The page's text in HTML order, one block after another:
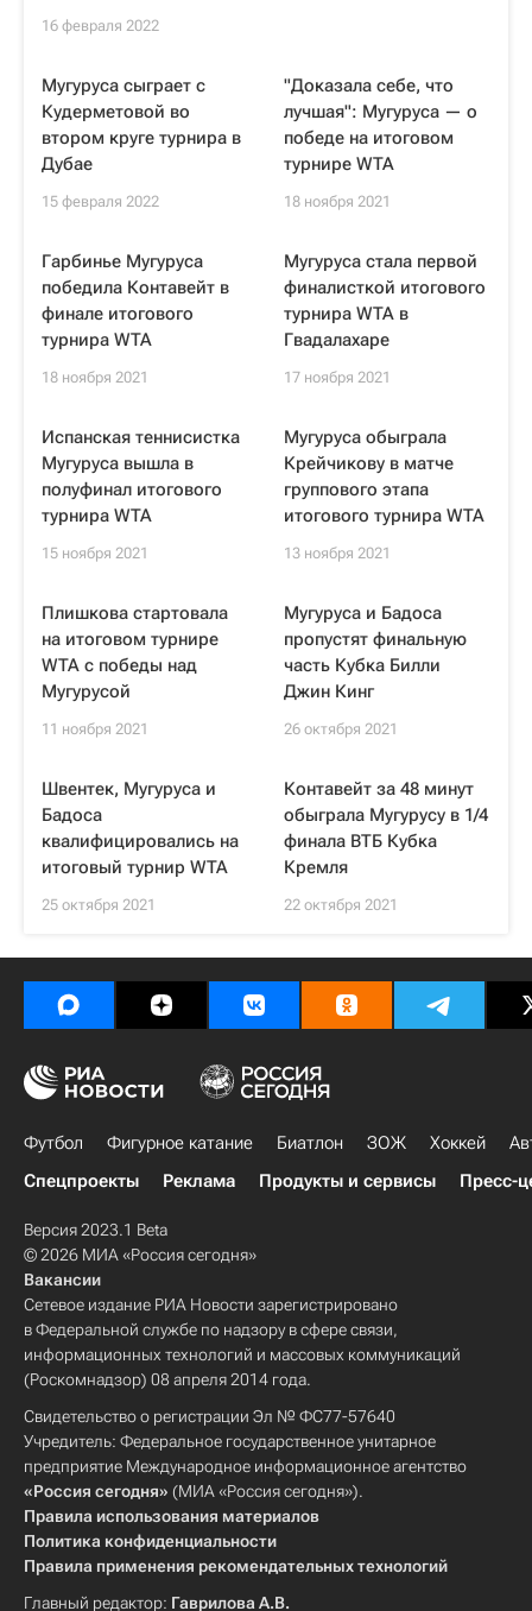
16 февраля 2022
Мугуруса сыграет с
Кудерметовой во
втором круге турнира в
Дубае
15 февраля 2022
"Доказала себе, что
лучшая": Мугуруса — о
победе на итоговом
турнире WTA
18 ноября 2021
Гарбинье Мугуруса
победила Контавейт в
финале итогового
турнира WTA
18 ноября 2021
Мугуруса стала первой
финалисткой итогового
турнира WTA в
Гвадалахаре
17 ноября 2021
Испанская теннисистка
Мугуруса вышла в
полуфинал итогового
турнира WTA
15 ноября 2021
Мугуруса обыграла
Крейчикову в матче
группового этапа
итогового турнира WTA
13 ноября 2021
Плишкова стартовала
на итоговом турнире
WTA с победы над
Мугурусой
11 ноября 2021
Мугуруса и Бадоса
пропустят финальную
часть Кубка Билли
Джин Кинг
26 октября 2021
Швентек, Мугуруса и
Бадоса
квалифицировались на
итоговый турнир WTA
25 октября 2021
Контавейт за 48 минут
обыграла Мугурусу в 1/4
финала ВТБ Кубка
Кремля
22 октября 2021
Футбол Фигурное катание Биатлон ЗОЖ Хоккей
Спецпроекты
Реклама Продукты и сервисы Пресс-
Версия 2023.1 Beta
© 2026 МИА «Россия сегодня»
Вакансии
Сетевое издание РИА Новости зарегистрировано
в Федеральной службе по надзору в сфере связи,
информационных технологий и массовых коммуникаций
(Роскомнадзор) 08 апреля 2014 года.
Свидетельство о регистрации Эл № ФС77-57640
Учредитель: Федеральное государственное унитарное
предприятие Международное информационное агентство
«Россия сегодня» (МИА «Россия сегодня»).
Правила использования материалов
Политика конфиденциальности
Правила применения рекомендательных технологий
Главный редактор: Гаврилова А.В.